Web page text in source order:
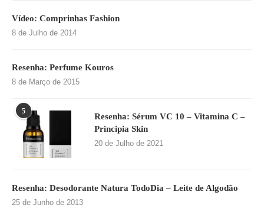
Vídeo: Comprinhas Fashion
8 de Julho de 2014
Resenha: Perfume Kouros
8 de Março de 2015
5
Resenha: Sérum VC 10 – Vitamina C –
Principia Skin
20 de Julho de 2021
Resenha: Desodorante Natura TodoDia – Leite de Algodão
25 de Junho de 2013